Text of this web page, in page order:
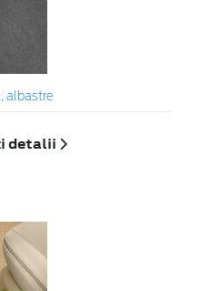
albastre
detalii